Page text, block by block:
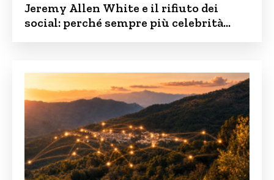
Jeremy Allen White e il rifiuto dei
social: perché sempre più celebrità